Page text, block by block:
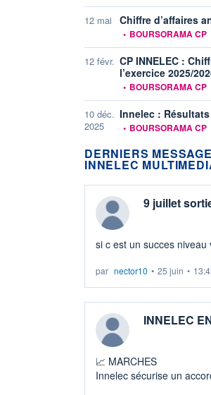
12 mai Chiffre d’affaires
information fournie par
• BOURSORAMA CP
12 févr. CP INNELEC :
l’exercice 2025/
information fournie par
• BOURSORAMA CP
10 déc.
2025
Innelec :
information fournie par
• BOURSORAMA CP
DERNIERS
INNELEC
9 juillet
si c est un succes
par nector10 • 25 juin •
INNELEC
📈 MARCHES
Innelec sécurise un